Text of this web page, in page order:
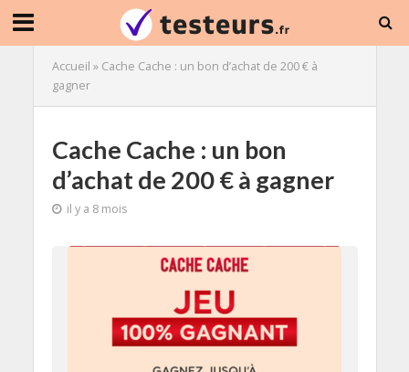
Accueil » Cache Cache : un bon d’achat de 200 € à
gagner
Cache Cache : un bon
d’achat de 200 € à gagner
il y a 8 mois